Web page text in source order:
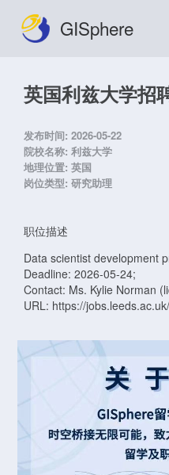
GISphere
英国利兹大学招
发布时间: 2026-05-22
院校名称: 利兹大学
地理位置: 英国
岗位类型: 研究助理
职位描述
Data scientist development
Deadline: 2026-05-24;
Contact: Ms. Kylie Norman
URL: https://